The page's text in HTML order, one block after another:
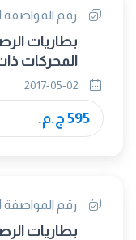
رقم المواصفة 21-1 / 2017
بطاريات
متطلبات
595 ج.م.
رقم المواصفة 21-4 / 2006